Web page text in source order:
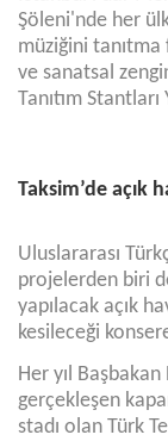
Şöleni'nde her
müziğini
ve sanatsal
Tanıtım
Taksim’de açık
Uluslararası
projelerden biri
yapılacak açık
kesileceği
Her yıl Başbakan
gerçekleşen
stadı olan Türk